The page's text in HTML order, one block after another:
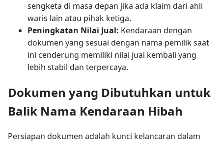
sengketa di masa depan jika ada klaim dari ahli
waris lain atau pihak ketiga.
Peningkatan Nilai Jual: Kendaraan dengan
dokumen yang sesuai dengan nama pemilik saat
ini cenderung memiliki nilai jual kembali yang
lebih stabil dan terpercaya.
Dokumen yang Dibutuhkan untuk
Balik Nama Kendaraan Hibah
Persiapan dokumen adalah kunci kelancaran dalam